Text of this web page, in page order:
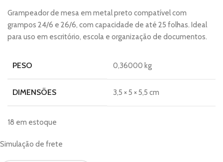
Grampeador de mesa em metal preto compatível com
grampos 24/6 e 26/6, com capacidade de até 25 folhas. Ideal
para uso em escritório, escola e organização de documentos.
PESO 0,36000 kg
DIMENSÕES 3,5 × 5 × 5,5 cm
18 em estoque
Simulação de frete